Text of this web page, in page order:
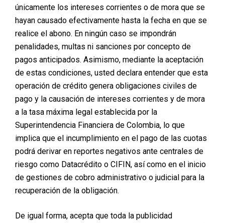
AGENDA TU CITA DE
VALORACION
Posted onmarzo 31, 2026
¿Quieres operarte pero
no tienes el dinero?
únicamente los intereses corrientes o de mora que se
hayan causado efectivamente hasta la fecha en que se
realice el abono. En ningún caso se impondrán
penalidades, multas ni sanciones por concepto de
pagos anticipados. Asimismo, mediante la aceptación
de estas condiciones, usted declara entender que esta
operación de crédito genera obligaciones civiles de
pago y la causación de intereses corrientes y de mora
a la tasa máxima legal establecida por la
Superintendencia Financiera de Colombia, lo que
implica que el incumplimiento en el pago de las cuotas
podrá derivar en reportes negativos ante centrales de
riesgo como Datacrédito o CIFIN, así como en el inicio
de gestiones de cobro administrativo o judicial para la
recuperación de la obligación.
De igual forma, acepta que toda la publicidad